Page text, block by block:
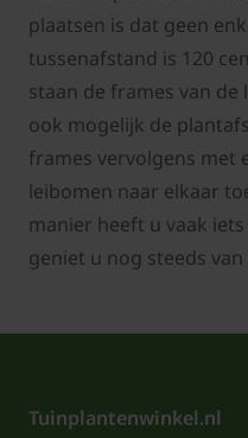
plaatsen is dat geen
tussenafstand is 120
staan de frames van de
ook mogelijk de
frames vervolgens met
leibomen naar elkaar
manier heeft u vaak
geniet u nog steeds
Tuinplantenwinkel.nl